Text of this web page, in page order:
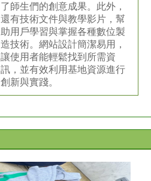
了師生們的創意成果。此外，
還有技術文件與教學影片，幫
助用戶學習與掌握各種數位製
造技術。網站設計簡潔易用，
讓使用者能輕鬆找到所需資
訊，並有效利用基地資源進行
創新與實踐。